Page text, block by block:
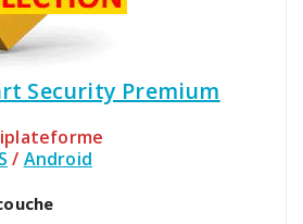
Security Premium
/ Android